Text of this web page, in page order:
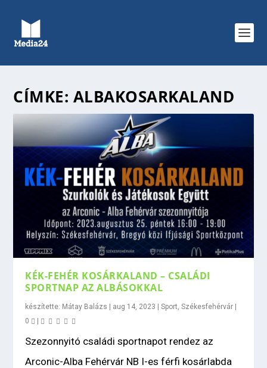
CÍMKE: ALBAKOSARKALAND
KÉK-FEHÉR KOSÁRKALAND – CSALÁDI
SPORTNAP AZ ALBÁSOKKAL
készítette: Mátay Balázs | aug 14, 2023 |Sport ,Székesfehérvár |
0
|
Szezonnyitó családi sportnapot rendez az
Arconic-Alba Fehérvár NB I-es férfi kosárlabda